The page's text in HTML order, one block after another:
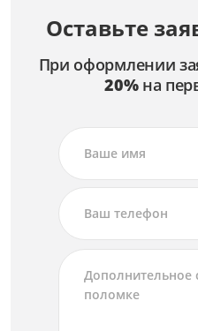
Оставьте
При оформлении
20%на